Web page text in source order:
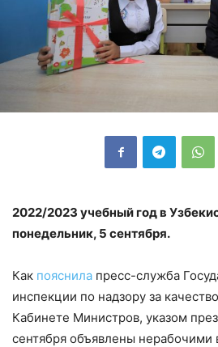
2022/2023 учебный год в
понедельник, 5 сентября.
Как пояснила пресс-служба
инспекции по надзору за
Кабинете Министров, указом
сентября объявлены нерабочими